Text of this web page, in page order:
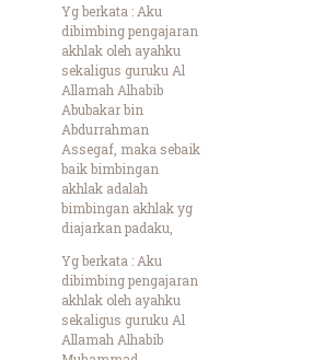
Yg berkata : Aku
dibimbing pengajaran
akhlak oleh ayahku
sekaligus guruku Al
Allamah Alhabib
Abubakar bin
Abdurrahman
Assegaf, maka sebaik
baik bimbingan
akhlak adalah
bimbingan akhlak yg
diajarkan padaku,
Yg berkata : Aku
dibimbing pengajaran
akhlak oleh ayahku
sekaligus guruku Al
Allamah Alhabib